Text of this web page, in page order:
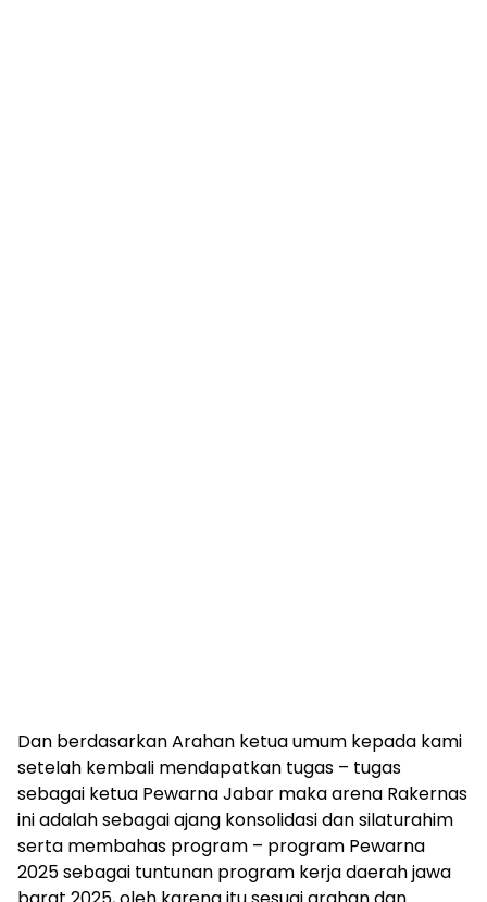
Dan berdasarkan Arahan ketua umum kepada kami
setelah kembali mendapatkan tugas – tugas
sebagai ketua Pewarna Jabar maka arena Rakernas
ini adalah sebagai ajang konsolidasi dan silaturahim
serta membahas program – program Pewarna
2025 sebagai tuntunan program kerja daerah jawa